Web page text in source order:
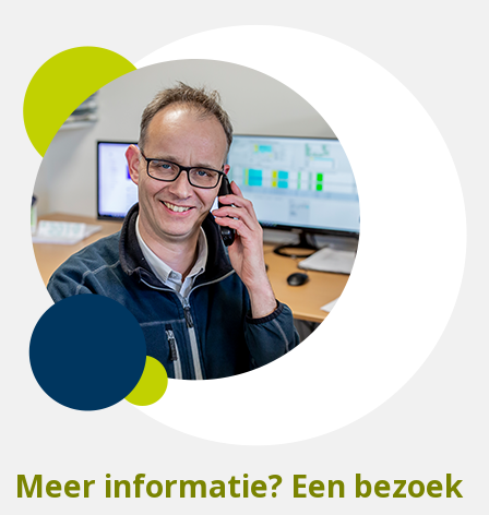
Meer informatie? Een bezoek